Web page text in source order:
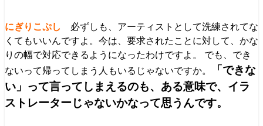
必ずしも、アーティストとして洗練されてな
くてもいいんですよ。今は、要求されたことに対して、かな
りの幅で対応できるようになったわけですよ。 でも、でき
ないって帰ってしまう人もいるじゃないですか。
「できな
い」って言ってしまえるのも、ある意味で、イラ
ストレーターじゃないかなって思うんです。